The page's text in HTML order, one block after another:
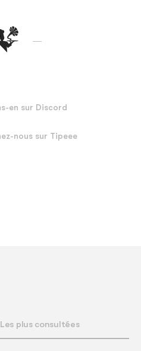
Les plus consultées